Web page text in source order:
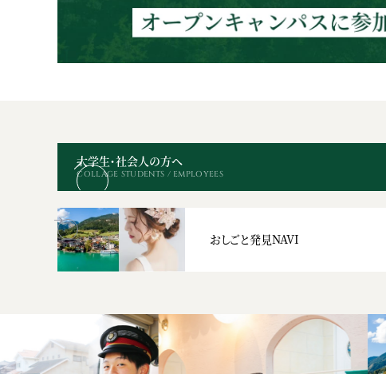
大学生・社会人の方へ
COLLAGE STUDENTS / EMPLOYEES
おしごと発見NAVI